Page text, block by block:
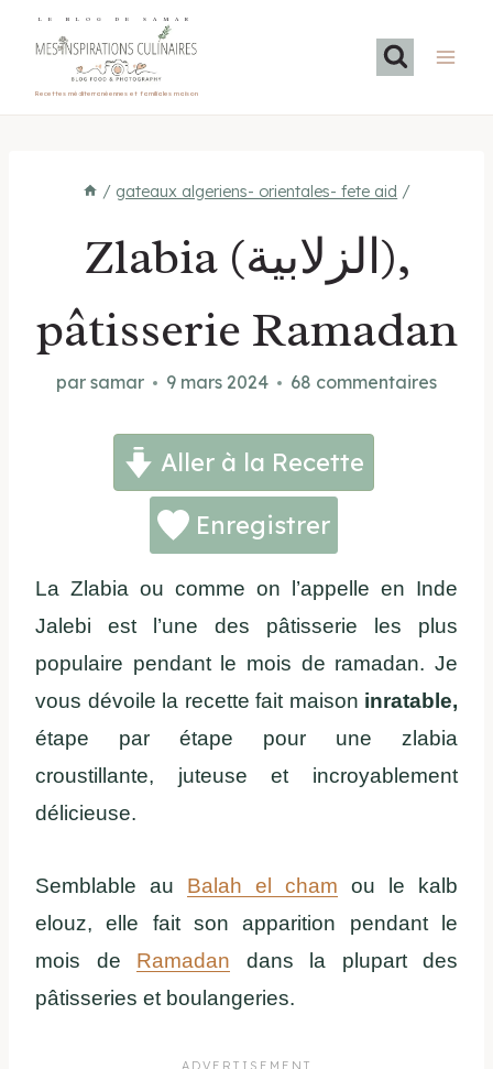
LE BLOG DE SAMAR
Recettes méditerranéennes et familiales maison
/ gateaux algeriens- orientales- fete aid /
Zlabia (الزلابية),
pâtisserie Ramadan
par samar 9 mars 2024 68 commentaires
Aller à la Recette
Enregistrer
La Zlabia ou comme on l’appelle en Inde
Jalebi est l’une des pâtisserie les plus
populaire pendant le mois de ramadan. Je
vous dévoile la recette fait maison inratable,
étape par étape pour une zlabia
croustillante, juteuse et incroyablement
délicieuse.
Semblable au Balah el cham ou le kalb
elouz, elle fait son apparition pendant le
mois de Ramadan dans la plupart des
pâtisseries et boulangeries.